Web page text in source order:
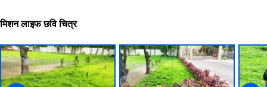
मिशन लाइफ छवि चित्र